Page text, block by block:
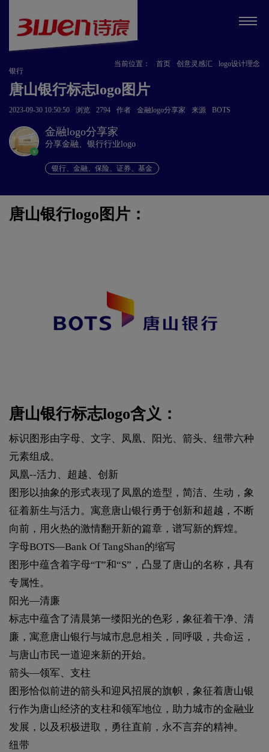
当前位置： 首页 创意灵感汇
logo设计理念
银行
唐山银行标志logo图片
2023-09-30 10:50:50 浏览 2794 作者 金融logo分享家 来源 BOTS
v
金融logo分享家
分享金融、银行行业logo
银行、金融、保险、证券、基金
唐山银行logo图片：
唐山银行标志logo含义：
标识图形由字母、文字、凤凰、阳光、箭头、纽带六种
元素组成。
凤凰--活力、超越、创新
图形以抽象的形式表现了凤凰的造型，简洁、生动，象
征着新生与活力。寓意唐山银行勇于创新和超越，不断
向前，用火热的激情翻开新的篇章，谱写新的辉煌。
字母BOTS—Bank Of TangShan的缩写
图形中蕴含着字母“T”和“S”，凸显了唐山的名称，具有
专属性。
阳光—清廉
标志中蕴含了清晨第一缕阳光的色彩，象征着干净、清
廉，寓意唐山银行与城市息息相关，同呼吸，共命运，
与唐山市民一道迎来新的开始。
箭头—领军、支柱
图形恰似前进的箭头和迎风招展的旗帜，象征着唐山银
行作为唐山经济的支柱和领军地位，助力城市的金融业
发展，以及积极进取，勇往直前，永不言弃的精神。
纽带